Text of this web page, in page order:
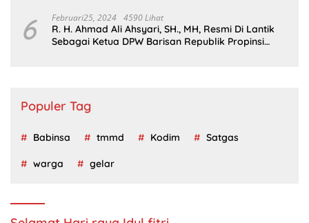
6 Februari25, 2024 4590 Lihat
R. H. Ahmad Ali Ahsyari, SH., MH, Resmi Di Lantik
Sebagai Ketua DPW Barisan Republik Propinsi
Populer Tag
Babinsa tmmd Kodim Satgas
warga gelar